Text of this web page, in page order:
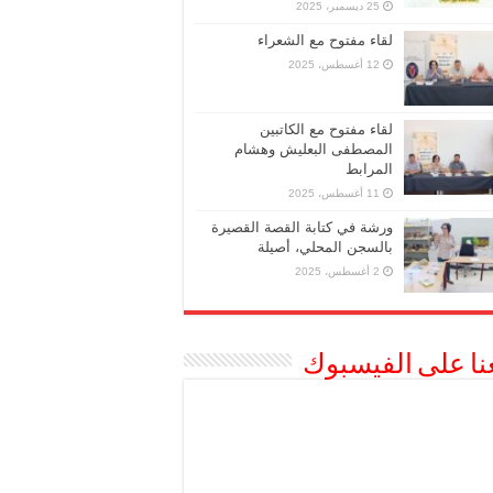
25 ديسمبر، 2025
لقاء مفتوح مع الشعراء
12 أغسطس، 2025
لقاء مفتوح مع الكاتبين
المصطفى البعليش وهشام
المرابط
11 أغسطس، 2025
ورشة في كتابة القصة القصيرة
بالسجن المحلي، أصيلة
2 أغسطس، 2025
على الفيسبوك